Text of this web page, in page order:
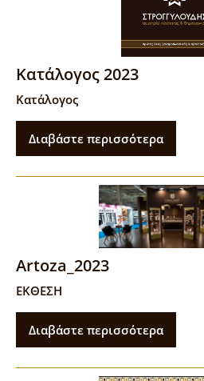
Κατάλογος 2023
Κατάλογος
Διαβάστε περισσότερα
Artoza_2023
ΕΚΘΕΣΗ
Διαβάστε περισσότερα